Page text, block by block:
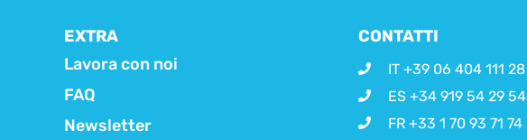
EXTRA
Lavora con noi
FAQ
Newsletter
CONTATTI
IT +39 06 404 111 28
ES +34 919 54 29 54
FR +33 1 70 93 71 74